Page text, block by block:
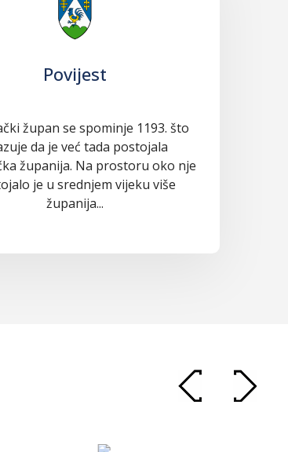
Povijest
župan se spominje 1193. što
da je već tada postojala
županija. Na prostoru oko nje
je u srednjem vijeku više
županija...